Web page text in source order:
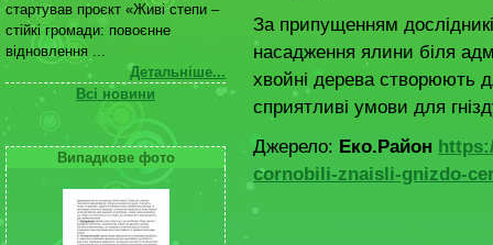
стартував проєкт «Живі степи –
стійкі громади: повоєнне
відновлення ...
Детальніше...
Всі новини
Випадкове фото
За припущенням
насадження ялини біля
хвойні дерева створюють
сприятливі умови для
Джерело: Еко.Район
cornobili-znaisli-gnizdo-